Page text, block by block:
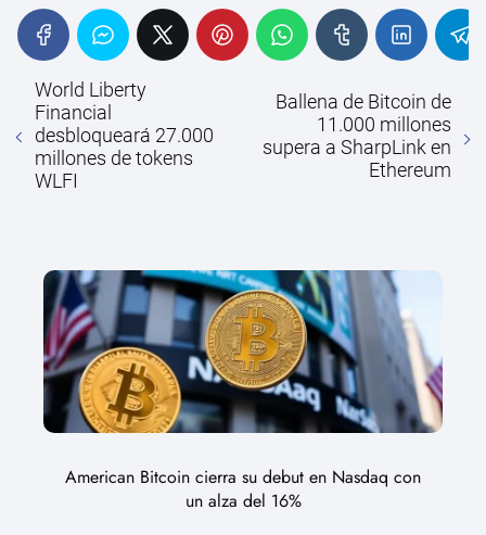
World Liberty
Financial
desbloqueará 27.000
millones de tokens
WLFI
Ballena de Bitcoin de
11.000 millones
supera a SharpLink en
Ethereum
American Bitcoin cierra su debut en Nasdaq con
un alza del 16%